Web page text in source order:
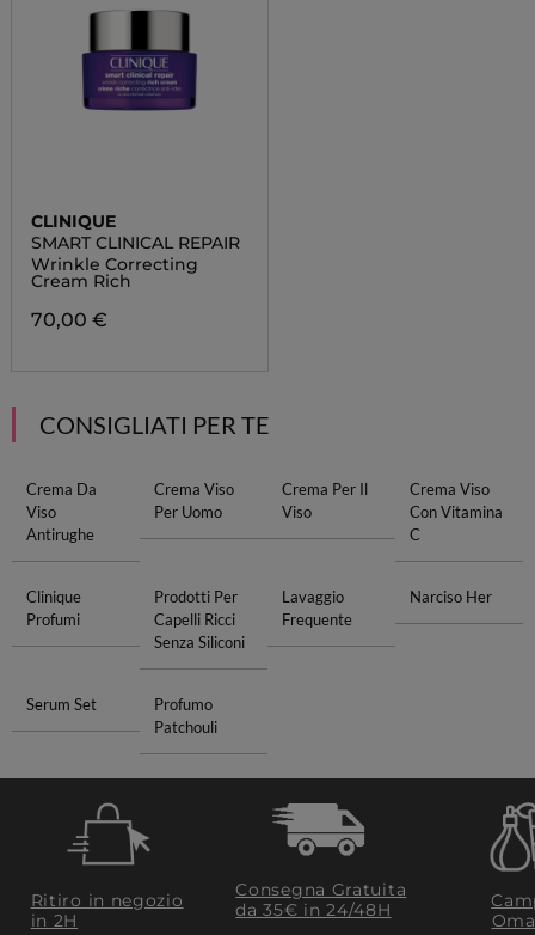
CLINIQUE
SMART CLINICAL REPAIR
Wrinkle Correcting
Cream Rich
70,00 €
CONSIGLIATI PER TE
Crema Da
Viso
Antirughe
Crema Viso
Per Uomo
Crema Per Il
Viso
Crema Viso
Con Vitamina
C
Clinique
Profumi
Prodotti Per
Capelli Ricci
Senza Siliconi
Lavaggio
Frequente
Narciso Her
Serum Set
Profumo
Patchouli
Ritiro in negozio
in 2H
Consegna Gratuita
da 35€​ in 24/48H